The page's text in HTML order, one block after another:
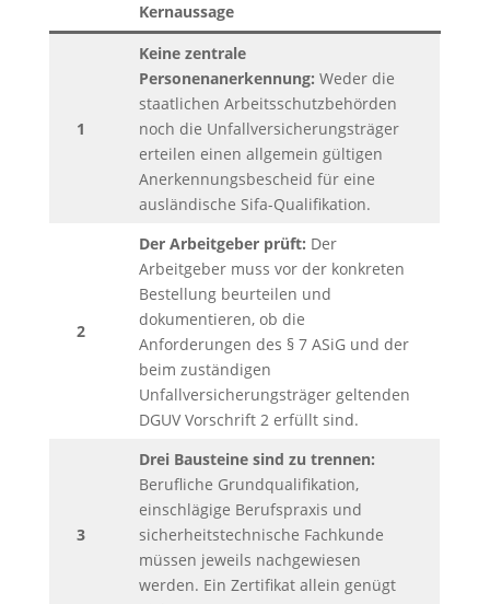
Kernaussage
1
Keine zentrale
Personenanerkennung: Weder die
staatlichen Arbeitsschutzbehörden
noch die Unfallversicherungsträger
erteilen einen allgemein gültigen
Anerkennungsbescheid für eine
ausländische Sifa-Qualifikation.
2
Der Arbeitgeber prüft: Der
Arbeitgeber muss vor der konkreten
Bestellung beurteilen und
dokumentieren, ob die
Anforderungen des § 7 ASiG und der
beim zuständigen
Unfallversicherungsträger geltenden
DGUV Vorschrift 2 erfüllt sind.
3
Drei Bausteine sind zu trennen:
Berufliche Grundqualifikation,
einschlägige Berufspraxis und
sicherheitstechnische Fachkunde
müssen jeweils nachgewiesen
werden. Ein Zertifikat allein genügt